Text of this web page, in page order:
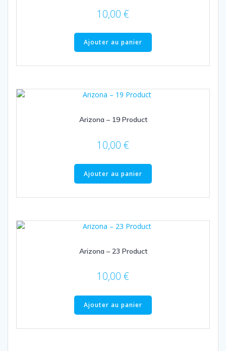
10,00 €
Ajouter au panier
Arizona – 19 Product
10,00 €
Ajouter au panier
Arizona – 23 Product
10,00 €
Ajouter au panier